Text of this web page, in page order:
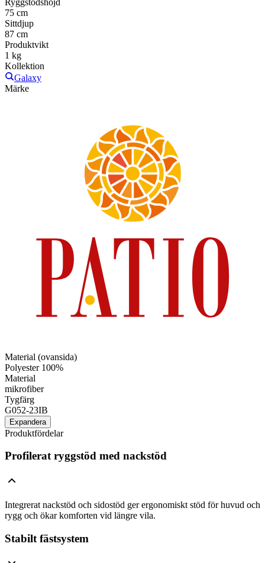
75 cm
Sittdjup
87 cm
Produktvikt
1 kg
Kollektion
Galaxy
Märke
Material (ovansida)
Polyester 100%
Material
mikrofiber
Tygfärg
G052-23IB
Expandera
Produktfördelar
Profilerat ryggstöd med nackstöd
Integrerat nackstöd och sidostöd ger ergonomiskt stöd för huvud och
rygg och ökar komforten vid längre vila.
Stabilt fästsystem